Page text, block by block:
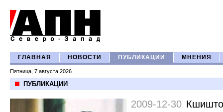
ГЛАВНАЯ НОВОСТИ ПУБЛИКАЦИИ МНЕНИЯ
Пятница, 7 августа 2026
ПУБЛИКАЦИИ
2009-12-30